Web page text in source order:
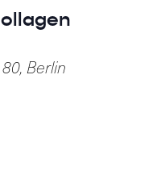
Berlin